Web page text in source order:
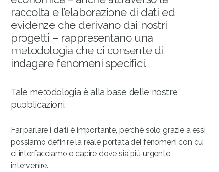
raccolta e l’elaborazione di dati ed
evidenze che derivano dai nostri
progetti – rappresentano una
metodologia che ci consente di
indagare fenomeni specifici.
Tale metodologia è alla base delle nostre
pubblicazioni.
Far parlare i dati è importante, perché solo grazie a essi
possiamo definire la reale portata dei fenomeni con cui
ci interfacciamo e capire dove sia più urgente
intervenire.